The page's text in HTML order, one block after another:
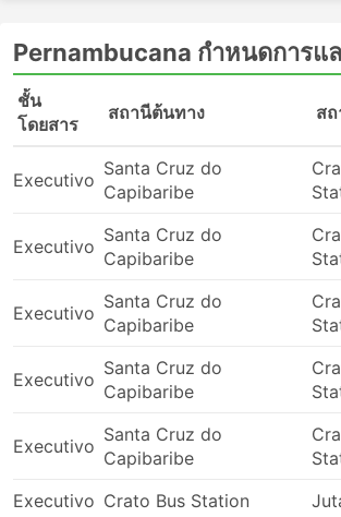
เปอร์นัมบูโซ - เซอารา
Pernambucana ราคาตั๋วและ
หนึ่งในสิ่งที่ดีที่สุดเกี่ยวกับการเดินทางด้วยร
สามารถปรับเปลี่ยนการเดินทางได้ตามควา
เป็นส่วนตัวและความสะดวกสบายได้ ชั้นโด
ของรถบัสที่แตกต่างกันตอบสนองความต้อง
ของนักเดินทาง การเดินทางที่ถูกที่สุดมักให้บ
โดยสารระดับมาตรฐาน อาจแยกได้เป็น ท้อ
ธรรมดา ต่างถือเป็นทางเลือกที่ดีสำหรับกา
ข้ามคืน การบริการอาจรวมไปถึงท่าเทียบเ
นุ่มๆ กว้างๆ บางครั้งมีตัวเลือกการนวดในตั
ห้องน้ำหรือแวะเติมน้ำมัน การเดินทางด้วย
ให้คุณประหยัดค่าห้องพักในโรงแรมได้ แต่เ
เดินทางจะสะดวกสบายที่สุด ให้เลือกประเภ
Pernambucana กำหนดการแล
ชั้น
โดยสาร
สถานีต้นทาง ส
Executivo
Santa Cruz do
Capibaribe
Executivo
Santa Cruz do
Capibaribe
Executivo
Santa Cruz do
Capibaribe
Executivo
Santa Cruz do
Capibaribe
Executivo
Santa Cruz do
Capibaribe
Executivo Crato Bus Station